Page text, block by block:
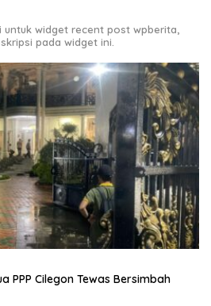
widget recent post wpberita,
pada widget ini.
PPP Cilegon Tewas Bersimbah